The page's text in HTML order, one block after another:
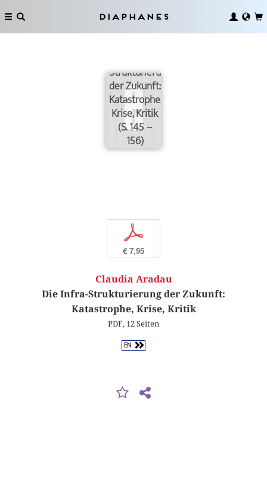
Diaphanes
Strukturierung
der Zukunft:
Katastrophe,
Krise, Kritik
(S. 145 –
156)
p
€ 7,95
Claudia Aradau
Die Infra-Strukturierung der Zukunft:
Katastrophe, Krise, Kritik
PDF, 12 Seiten
EN